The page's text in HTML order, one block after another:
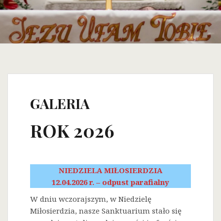
GALERIA
ROK 2026
NIEDZIELA MIŁOSIERDZIA
12.04.2026 r. – odpust parafialny
W dniu wczorajszym, w Niedzielę
Miłosierdzia, nasze Sanktuarium stało się